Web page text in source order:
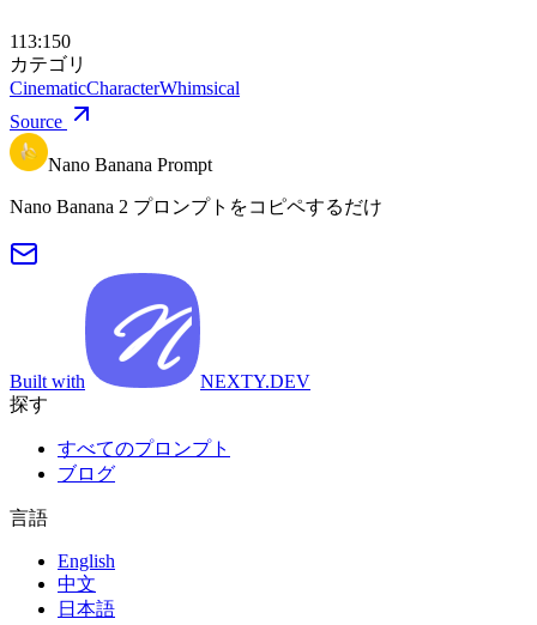
113:150
カテゴリ
CinematicCharacterWhimsical
Source
Nano Banana Prompt
Nano Banana 2 プロンプトをコピペするだけ
Built with
NEXTY.DEV
探す
すべてのプロンプト
ブログ
言語
English
中文
日本語